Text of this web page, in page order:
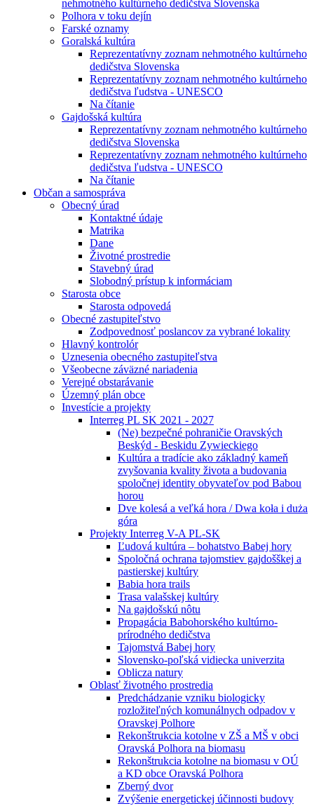
nehmotného kultúrneho dedičstva Slovenska
Polhora v toku dejín
Farské oznamy
Goralská kultúra
Reprezentatívny zoznam nehmotného kultúrneho
dedičstva Slovenska
Reprezentatívny zoznam nehmotného kultúrneho
dedičstva ľudstva - UNESCO
Na čítanie
Gajdošská kultúra
Reprezentatívny zoznam nehmotného kultúrneho
dedičstva Slovenska
Reprezentatívny zoznam nehmotného kultúrneho
dedičstva ľudstva - UNESCO
Na čítanie
Občan a samospráva
Obecný úrad
Kontaktné údaje
Matrika
Dane
Životné prostredie
Stavebný úrad
Slobodný prístup k informáciam
Starosta obce
Starosta odpovedá
Obecné zastupiteľstvo
Zodpovednosť poslancov za vybrané lokality
Hlavný kontrolór
Uznesenia obecného zastupiteľstva
Všeobecne záväzné nariadenia
Verejné obstarávanie
Územný plán obce
Investície a projekty
Interreg PL SK 2021 - 2027
(Ne) bezpečné pohraničie Oravských
Beskýd - Beskidu Zywieckiego
Kultúra a tradície ako základný kameň
zvyšovania kvality života a budovania
spoločnej identity obyvateľov pod Babou
horou
Dve kolesá a veľká hora / Dwa koła i duża
góra
Projekty Interreg V-A PL-SK
Ľudová kultúra – bohatstvo Babej hory
Spoločná ochrana tajomstiev gajdošškej a
pastierskej kultúry
Babia hora trails
Trasa valašskej kultúry
Na gajdošskú nôtu
Propagácia Babohorského kultúrno-
prírodného dedičstva
Tajomstvá Babej hory
Slovensko-poľská vidiecka univerzita
Oblicza natury
Oblasť životného prostredia
Predchádzanie vzniku biologicky
rozložiteľných komunálnych odpadov v
Oravskej Polhore
Rekonštrukcia kotolne v ZŠ a MŠ v obci
Oravská Polhora na biomasu
Rekonštrukcia kotolne na biomasu v OÚ
a KD obce Oravská Polhora
Zberný dvor
Zvýšenie energetickej účinnosti budovy